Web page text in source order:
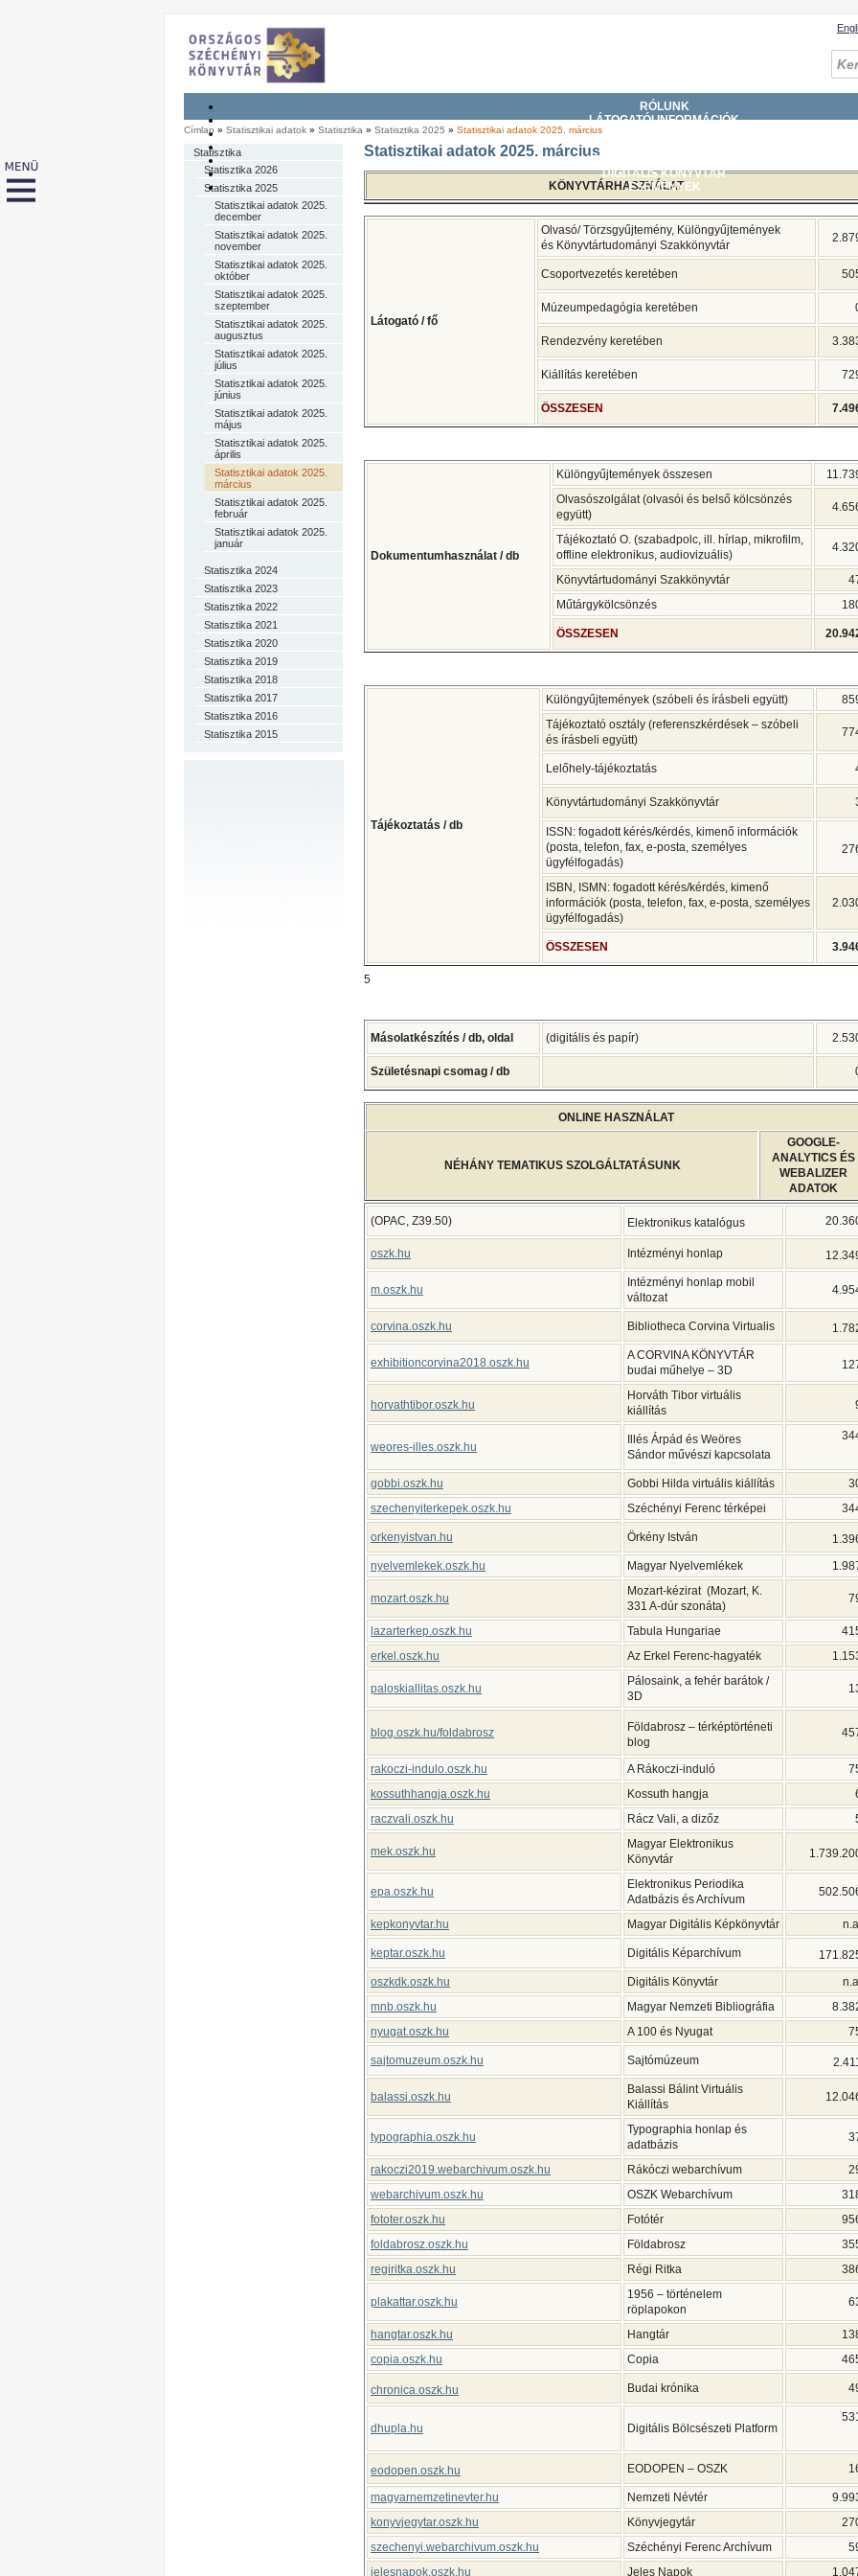
RÓLUNK
LÁTOGATÓI INFORMÁCIÓK
KATALÓGUSOK, ADATBÁZISOK
DIGITÁLIS KÖNYVTÁR
ESEMÉNYEK
Címlap » Statisztikai adatok » Statisztika » Statisztika 2025 » Statisztikai adatok 2025. március
Statisztika
Statisztika 2026
Statisztika 2025
Statisztikai adatok 2025.
december
Statisztikai adatok 2025.
november
Statisztikai adatok 2025.
október
Statisztikai adatok 2025.
szeptember
Statisztikai adatok 2025.
augusztus
Statisztikai adatok 2025.
július
Statisztikai adatok 2025.
június
Statisztikai adatok 2025.
május
Statisztikai adatok 2025.
április
Statisztikai adatok 2025.
március
Statisztikai adatok 2025.
február
Statisztikai adatok 2025.
január
Statisztika 2024
Statisztika 2023
Statisztika 2022
Statisztika 2021
Statisztika 2020
Statisztika 2019
Statisztika 2018
Statisztika 2017
Statisztika 2016
Statisztika 2015
Statisztikai adatok 2025. március
KÖNYVTÁRHASZNÁLAT
Látogató / fő
Olvasó/ Törzsgyűjtemény, Különgyűjtemények
​és Könyvtártudományi Szakkönyvtár
Csoportvezetés keretében
Múzeumpedagógia keretében
Rendezvény keretében
Kiállítás keretében
ÖSSZESEN
Dokumentumhasználat / db
Különgyűjtemények összesen
Olvasószolgálat (olvasói és belső kölcsönzés
együtt)
Tájékoztató O. (szabadpolc, ill. hírlap, mikrofilm,
offline elektronikus, audiovizuális)
Könyvtártudományi Szakkönyvtár
Műtárgykölcsönzés
ÖSSZESEN
Tájékoztatás / db
Különgyűjtemények (szóbeli és írásbeli együtt)
Tájékoztató osztály (referenszkérdések – szóbeli
és írásbeli együtt)
Lelőhely-tájékoztatás
Könyvtártudományi Szakkönyvtár
ISSN: fogadott kérés/kérdés, kimenő információk
(posta, telefon, fax, e-posta, személyes
ügyfélfogadás)
ISBN, ISMN: fogadott kérés/kérdés, kimenő
információk (posta, telefon, fax, e-posta, személyes
ügyfélfogadás)
ÖSSZESEN
5
Másolatkészítés / db, oldal (digitális és papír)
Születésnapi csomag / db
ONLINE HASZNÁLAT
NÉHÁNY TEMATIKUS SZOLGÁLTATÁSUNK
GOOGLE-
ANALYTICS ÉS
WEBALIZER
ADATOK
(OPAC, Z39.50) Elektronikus katalógus
oszk.hu Intézményi honlap
m.oszk.hu
Intézményi honlap mobil
változat
corvina.oszk.hu Bibliotheca Corvina Virtualis
exhibitioncorvina2018.oszk.hu
A CORVINA KÖNYVTÁR
budai műhelye – 3D
horvathtibor.oszk.hu
Horváth Tibor virtuális
kiállítás
weores-illes.oszk.hu
Illés Árpád és Weöres
Sándor művészi kapcsolata
gobbi.oszk.hu Gobbi Hilda virtuális kiállítás
szechenyiterkepek.oszk.hu
Széchényi Ferenc térképei
orkenyistvan.hu Örkény István
nyelvemlekek.oszk.hu
Magyar Nyelvemlékek
mozart.oszk.hu
Mozart-kézirat (Mozart, K.
331 A-dúr szonáta)
lazarterkep.oszk.hu Tabula Hungariae
erkel.oszk.hu
Az Erkel Ferenc-hagyaték
paloskiallitas.oszk.hu
Pálosaink, a fehér barátok /
3D
blog.oszk.hu/foldabrosz
Földabrosz – térképtörténeti
blog
rakoczi-indulo.oszk.hu A Rákoczi-induló
kossuthhangja.oszk.hu
Kossuth hangja
raczvali.oszk.hu
Rácz Vali, a dizőz
mek.oszk.hu
Magyar Elektronikus
Könyvtár
epa.oszk.hu
Elektronikus Periodika
Adatbázis és Archívum
kepkonyvtar.hu Magyar Digitális Képkönyvtár
keptar.oszk.hu Digitális Képarchívum
oszkdk.oszk.hu
Digitális Könyvtár
mnb.oszk.hu
Magyar Nemzeti Bibliográfia
nyugat.oszk.hu
A 100 és Nyugat
sajtomuzeum.oszk.hu Sajtómúzeum
balassi.oszk.hu
Balassi Bálint Virtuális
Kiállítás
typographia.oszk.hu
Typographia honlap és
adatbázis
rakoczi2019.webarchivum.oszk.hu Rákóczi webarchívum
webarchivum.oszk.hu
OSZK Webarchívum
fototer.oszk.hu
Fotótér
foldabrosz.oszk.hu
Földabrosz
regiritka.oszk.hu
Régi Ritka
plakattar.oszk.hu
1956 – történelem
röplapokon
hangtar.oszk.hu Hangtár
copia.oszk.hu
Copia
chronica.oszk.hu Budai krónika
dhupla.hu Digitális Bölcsészeti Platform
eodopen.oszk.hu EODOPEN – OSZK
magyarnemzetinevter.hu Nemzeti Névtér
konyvjegytar.oszk.hu
Könyvjegytár
szechenyi.webarchivum.oszk.hu
Széchényi Ferenc Archívum
jelesnapok.oszk.hu Jeles Napok